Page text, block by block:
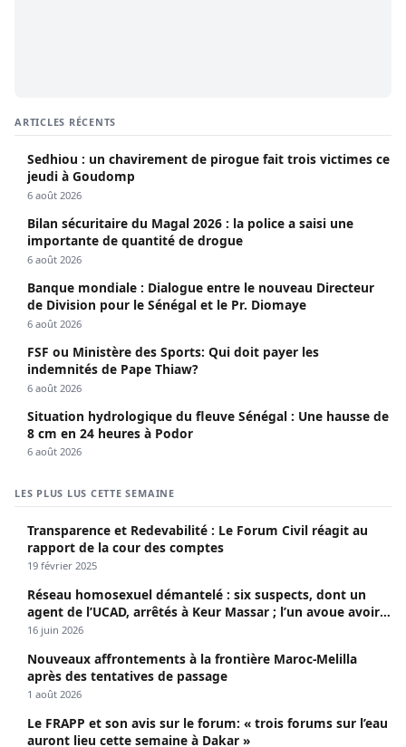
ARTICLES RÉCENTS
Sedhiou : un chavirement de pirogue fait trois victimes ce
jeudi à Goudomp
6 août 2026
Bilan sécuritaire du Magal 2026 : la police a saisi une
importante de quantité de drogue
6 août 2026
Banque mondiale : Dialogue entre le nouveau Directeur
de Division pour le Sénégal et le Pr. Diomaye
6 août 2026
FSF ou Ministère des Sports: Qui doit payer les
indemnités de Pape Thiaw?
6 août 2026
Situation hydrologique du fleuve Sénégal : Une hausse de
8 cm en 24 heures à Podor
6 août 2026
LES PLUS LUS CETTE SEMAINE
Transparence et Redevabilité : Le Forum Civil réagit au
rapport de la cour des comptes
19 février 2025
Réseau homosexuel démantelé : six suspects, dont un
agent de l’UCAD, arrêtés à Keur Massar ; l’un avoue avoir
propagé le VIH depuis 2018
16 juin 2026
Nouveaux affrontements à la frontière Maroc-Melilla
après des tentatives de passage
1 août 2026
Le FRAPP et son avis sur le forum: « trois forums sur l’eau
auront lieu cette semaine à Dakar »